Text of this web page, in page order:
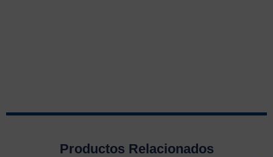
Productos Relacionados